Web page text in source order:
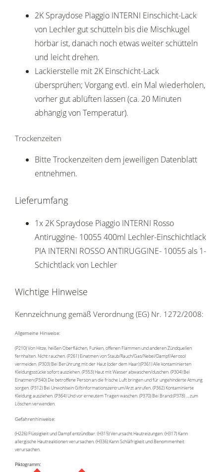
2K Spraydose Piaggio INTERNI Einschicht-Lack
von Lechler gut schütteln bis die Mischkugel
hörbar ist, danach noch etwas weiter schütteln
und leicht drehen.
Lackierstelle mit 2K Einschicht-Lack
übersprühen; Vorgang evtl. ein Mal wiederholen,
vorher gut ablüften lassen (ca. 20 Minuten
abhängig von Temperatur).
Trockenzeiten
Bitte Trockenzeiten dem jeweiligen Datenblatt
entnehmen.
Lieferumfang
1x 2K Spraydose Piaggio INTERNI Rosso
Antiruggine- 10055 400ml Lechler-Einschichtlack
PIA INTERNI ROSSO ANTIRUGGINE- 10055 als 1-
Schichtlack von Lechler
Wichtige Hinweise
Kennzeichnung gemäß Verordnung (EG) Nr. 1272/2008:
Allgemeine Hinweise:
(P210) Von Hitze, heißen Oberflächen, Funken, offenen Flammen und anderen Zündquellen
fernhalten. Nicht rauchen. (P261) Einatmen von Staub/Rauch/Gas/Nebel/Dampf/Aerosol
vermeiden. (P303) Bei Berührung mit der Haut (oder dem Haar):(P361) Alle kontaminierten
Kleidungsstücke sofort ausziehen. (P353) Haut mit Wasser abwaschen/duschen. (P304) Bei
Einatmen:(P340) Die betroffene Person an die frische Luft bringen und für ungehinderte Atmung
sorgen. (P312) Bei Unwohlsein Giftinformationszentrum/Arzt anrufen. (P362) Kontaminierte
Kleidung ausziehen. (P364) Und vor erneutem Tragen waschen. (P370) Bei Brand:(P378) … zum
Löschen verwenden.
Gefahrenhinweise:
(H226) Flüssigkeit und Dampf entzündbar. (H315) Verursacht Hautreizungen. (H317) Kann
allergische Hautreaktionen verursachen. (H336) Kann Schläfrigkeit und Benommenheit
verursachen.
Piktogramm: